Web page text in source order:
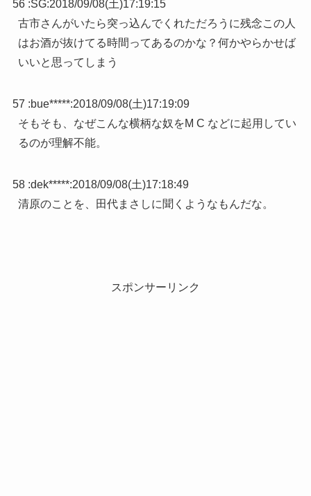
56 :SG:2018/09/08(土)17:19:15
古市さんがいたら突っ込んでくれただろうに残念この人
はお酒が抜けてる時間ってあるのかな？何かやらかせば
いいと思ってしまう
57 :bue*****:2018/09/08(土)17:19:09
そもそも、なぜこんな横柄な奴をM C などに起用してい
るのが理解不能。
58 :dek*****:2018/09/08(土)17:18:49
清原のことを、田代まさしに聞くようなもんだな。
スポンサーリンク